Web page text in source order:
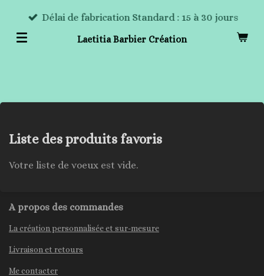
Passer
contenu
Laetitia Barbier Création
Délai de fabrication Standard : 15 à 30 jours
Liste des produits favoris
Votre liste de voeux est vide.
A propos des commandes
La création personnalisée et sur-mesure
Livraison et retours
Me contacter